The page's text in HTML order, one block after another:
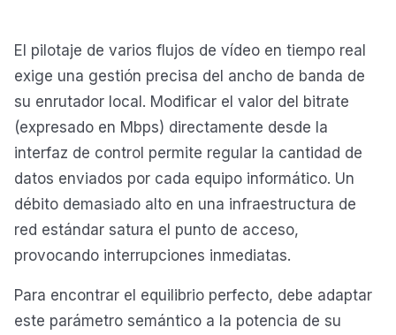
El pilotaje de varios flujos de vídeo en tiempo real
exige una gestión precisa del ancho de banda de
su enrutador local. Modificar el valor del bitrate
(expresado en Mbps) directamente desde la
interfaz de control permite regular la cantidad de
datos enviados por cada equipo informático. Un
débito demasiado alto en una infraestructura de
red estándar satura el punto de acceso,
provocando interrupciones inmediatas.
Para encontrar el equilibrio perfecto, debe adaptar
este parámetro semántico a la potencia de su